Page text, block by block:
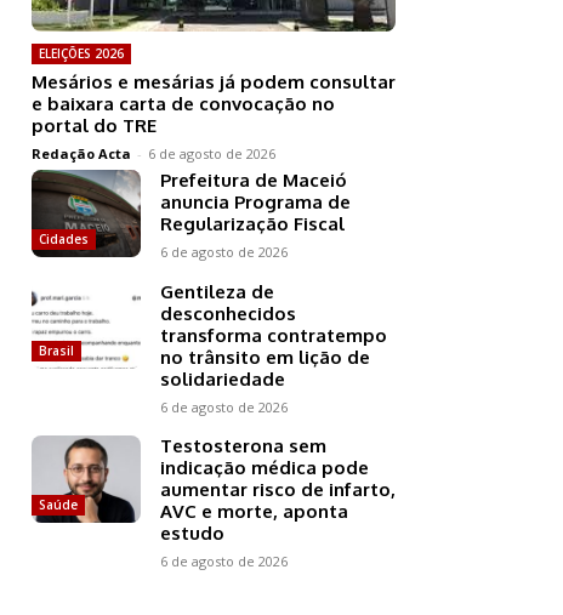
ELEIÇÕES 2026
Mesários e mesárias já podem consultar
e baixara carta de convocação no
portal do TRE
Redação Acta - 6 de agosto de 2026
Cidades
Prefeitura de Maceió
anuncia Programa de
Regularização Fiscal
6 de agosto de 2026
Brasil
Gentileza de
desconhecidos
transforma contratempo
no trânsito em lição de
solidariedade
6 de agosto de 2026
Saúde
Testosterona sem
indicação médica pode
aumentar risco de infarto,
AVC e morte, aponta
estudo
6 de agosto de 2026